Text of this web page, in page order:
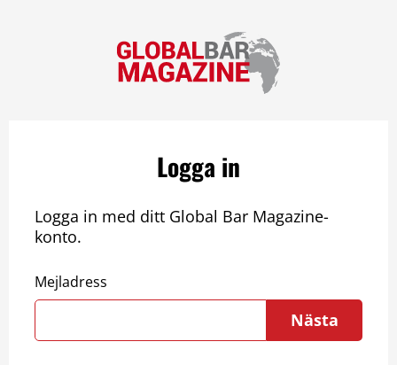
Logga in
Logga in med ditt Global Bar Magazine-
konto.
Mejladress
Nästa